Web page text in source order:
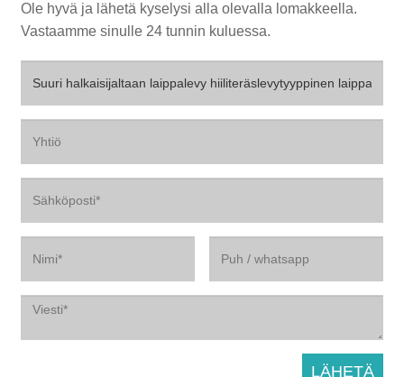
Ole hyvä ja lähetä kyselysi alla olevalla lomakkeella.
Vastaamme sinulle 24 tunnin kuluessa.